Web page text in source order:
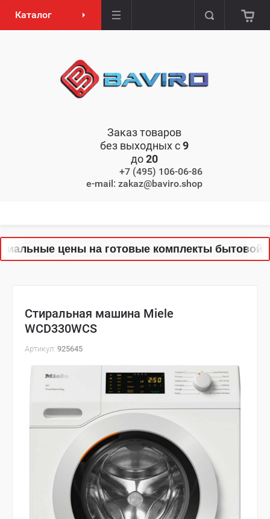
Каталог
Заказ товаров
без выходных с9
до20
+7 (495) 106-06-86
e-mail: zakaz@baviro.shop
цены на готовые комплекты бытовой
Стиральная машина Miele
WCD330WCS
Артикул: 925645